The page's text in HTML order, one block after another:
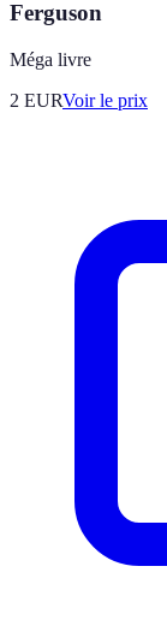
Ferguson
Méga livre
2 EURVoir le prix